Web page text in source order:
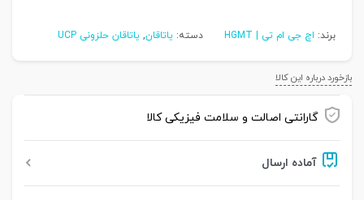
برند: اچ جی ام تی | HGMT دسته: یاتاقان, یاتاقان حلزونی UCP
بازخورد درباره این کالا
گارانتی اصالت و سلامت فیزیکی کالا
آماده ارسال